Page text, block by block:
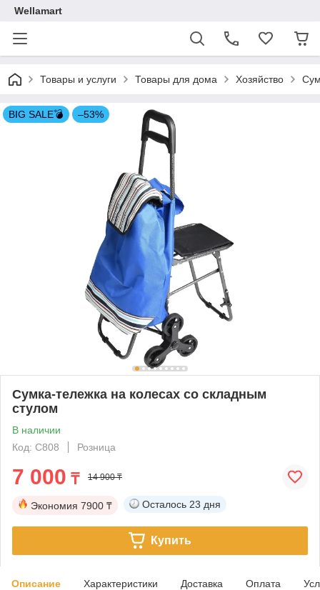
Wellamart
Товары и услуги Товары для дома Хозяйство
BIG SALE💣 –53%
Сумка-тележка на колесах со складным
стулом
В наличии
Код: C808
Розница
7 000 ₸ 14 900 ₸
Экономия 7900 ₸ Осталось 23 дня
Купить
Описание Характеристики Доставка Оплата